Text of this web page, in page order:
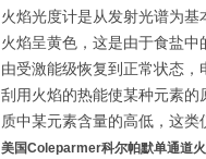
火焰光度计是从发射光谱为基
火焰呈黄色，这是由于食盐
由受激能级恢复到正常状态，
刮用火焰的热能使某种元素
质中某元素含量的高低，这类
美国Coleparmer科尔帕默单通道